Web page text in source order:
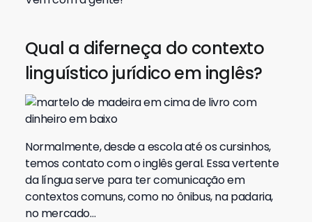
Qual a diferneça do contexto
linguístico jurídico em inglês?
Normalmente, desde a escola até os cursinhos,
temos contato com o inglês geral. Essa vertente
da língua serve para ter comunicação em
contextos comuns, como no ônibus, na padaria,
no mercado…